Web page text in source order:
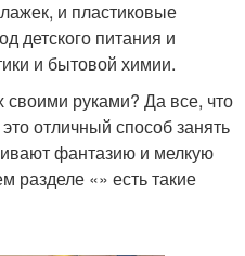
и пластиковые
детского питания и
и бытовой химии.
руками? Да все, что
отличный способ занять
фантазию и мелкую
разделе «» есть такие